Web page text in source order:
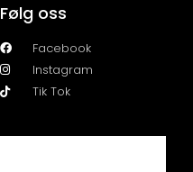
Følg oss
Facebook
Instagram
Tik Tok